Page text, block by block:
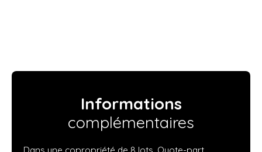
Informations
complémentaires
Dans une copropriété de 8 lots. Quote-part